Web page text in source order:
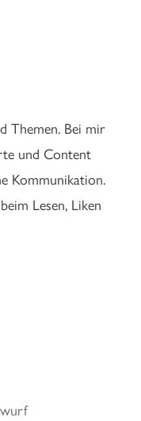
Themen. Bei mir
und Content
Kommunikation.
Lesen, Liken